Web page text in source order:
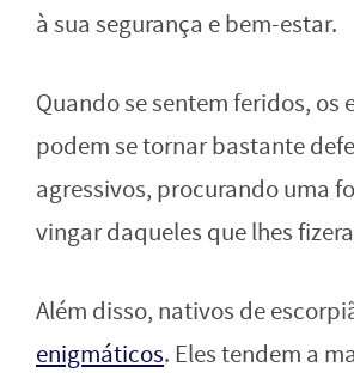
à sua segurança e bem-estar.
Quando se sentem feridos, os
podem se tornar bastante
agressivos, procurando uma
vingar daqueles que lhes
Além disso, nativos de
enigmáticos. Eles tendem a